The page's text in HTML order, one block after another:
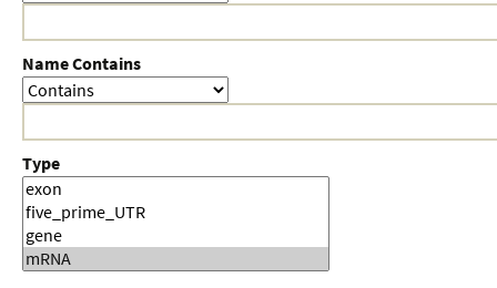
Name Contains
Type